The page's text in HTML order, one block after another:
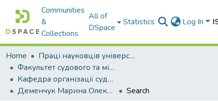
Communities
&
Collections
All of
DSpace
Statistics Log In
Home
Праці науковців університету
Факультет судового та міжнародного права
Кафедра організації судових та правоохоронних органів
Деменчук Марина Олександрівна; Деменчук Марина Александровна; Demenchuk Maryna Oleksandrivna
Search